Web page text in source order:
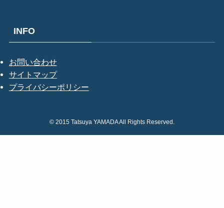
INFO
お問い合わせ
サイトマップ
プライバシーポリシー
© 2015 Tatsuya YAMADA All Rights Reserved.